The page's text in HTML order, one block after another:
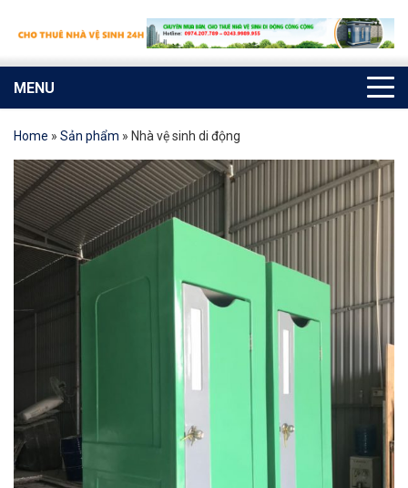
MENU
Home » Sản phẩm » Nhà vệ sinh di động